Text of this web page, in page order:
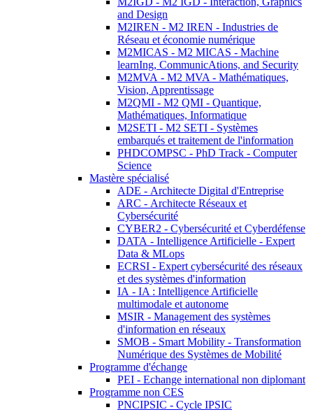
and Design
M2IREN - M2 IREN - Industries de
Réseau et économie numérique
M2MICAS - M2 MICAS - Machine
learnIng, CommunicAtions, and Security
M2MVA - M2 MVA - Mathématiques,
Vision, Apprentissage
M2QMI - M2 QMI - Quantique,
Mathématiques, Informatique
M2SETI - M2 SETI - Systèmes
embarqués et traitement de l'information
PHDCOMPSC - PhD Track - Computer
Science
Mastère spécialisé
ADE - Architecte Digital d'Entreprise
ARC - Architecte Réseaux et
Cybersécurité
CYBER2 - Cybersécurité et Cyberdéfense
DATA - Intelligence Artificielle - Expert
Data & MLops
ECRSI - Expert cybersécurité des réseaux
et des systèmes d'information
IA - IA : Intelligence Artificielle
multimodale et autonome
MSIR - Management des systèmes
d'information en réseaux
SMOB - Smart Mobility - Transformation
Numérique des Systèmes de Mobilité
Programme d'échange
PEI - Echange international non diplomant
Programme non CES
PNCIPSIC - Cycle IPSIC